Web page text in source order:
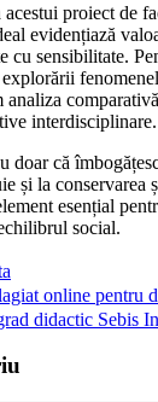
proiect de
evidențiază
cu sensibilitate.
interdisciplinare.
doar că
și la conservarea
esențial
social.
online pentru
didactic Sebis